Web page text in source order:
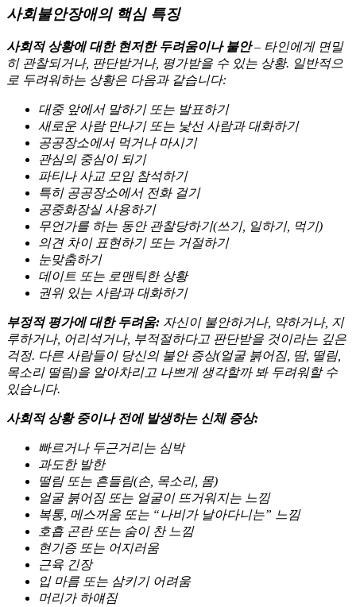
사회불안장애의 핵심 특징
사회적 상황에 대한 현저한 두려움이나 불안– 타인에게 면밀
히 관찰되거나, 판단받거나, 평가받을 수 있는 상황. 일반적으
로 두려워하는 상황은 다음과 같습니다:
대중 앞에서 말하기 또는 발표하기
새로운 사람 만나기 또는 낯선 사람과 대화하기
공공장소에서 먹거나 마시기
관심의 중심이 되기
파티나 사교 모임 참석하기
특히 공공장소에서 전화 걸기
공중화장실 사용하기
무언가를 하는 동안 관찰당하기(쓰기, 일하기, 먹기)
의견 차이 표현하기 또는 거절하기
눈맞춤하기
데이트 또는 로맨틱한 상황
권위 있는 사람과 대화하기
부정적 평가에 대한 두려움: 자신이 불안하거나, 약하거나, 지
루하거나, 어리석거나, 부적절하다고 판단받을 것이라는 깊은
걱정. 다른 사람들이 당신의 불안 증상(얼굴 붉어짐, 땀, 떨림,
목소리 떨림)을 알아차리고 나쁘게 생각할까 봐 두려워할 수
있습니다.
사회적 상황 중이나 전에 발생하는 신체 증상:
빠르거나 두근거리는 심박
과도한 발한
떨림 또는 흔들림(손, 목소리, 몸)
얼굴 붉어짐 또는 얼굴이 뜨거워지는 느낌
복통, 메스꺼움 또는 “나비가 날아다니는” 느낌
호흡 곤란 또는 숨이 찬 느낌
현기증 또는 어지러움
근육 긴장
입 마름 또는 삼키기 어려움
머리가 하얘짐